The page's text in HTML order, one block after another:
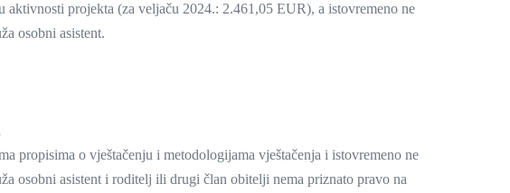
projekta (za veljaču 2024.: 2.461,05 EUR), a istovremeno ne
osobni asistent.
propisima o vještačenju i metodologijama vještačenja i istovremeno ne
osobni asistent i roditelj ili drugi član obitelji nema priznato pravo na